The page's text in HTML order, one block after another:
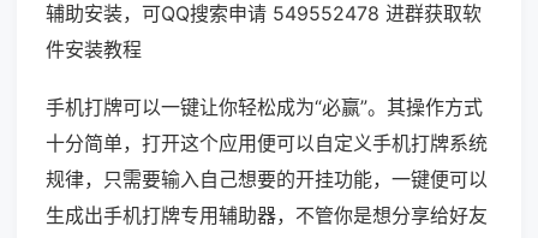
辅助安装，可QQ搜索申请 549552478 进群获取软
件安装教程
手机打牌可以一键让你轻松成为“必赢”。其操作方式
十分简单，打开这个应用便可以自定义手机打牌系统
规律，只需要输入自己想要的开挂功能，一键便可以
生成出手机打牌专用辅助器，不管你是想分享给好友